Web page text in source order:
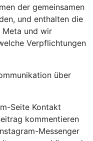
der gemeinsamen
und enthalten die
Meta und wir
Verpflichtungen
über
Seite Kontakt
kommentieren
Messenger